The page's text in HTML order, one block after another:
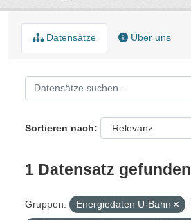
Datensätze Über uns
Sortieren nach
1 Datensatz gefunden
Gruppen: Energiedaten U-Bahn